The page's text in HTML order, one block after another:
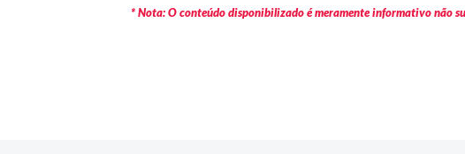
* Nota: O conteúdo disponibilizado é meramente informativo não